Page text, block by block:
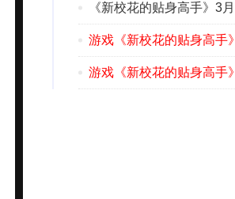
《新校花的贴身高手》3
游戏《新校花的贴身高手
游戏《新校花的贴身高手